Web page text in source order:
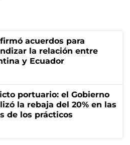
acuerdos para
la relación entre
y Ecuador
portuario: el Gobierno
la rebaja del 20% en las
de los prácticos